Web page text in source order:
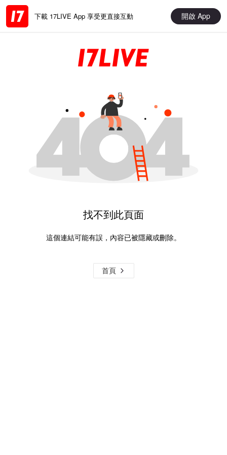
下載 17LIVE App 享受更直接互動 開啟 App
找不到此頁面
這個連結可能有誤，內容已被隱藏或刪除。
首頁